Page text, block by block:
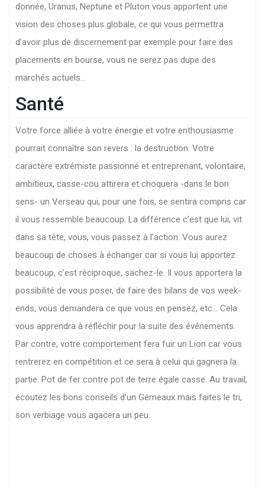
donnée, Uranus, Neptune et Pluton vous apportent une
vision des choses plus globale, ce qui vous permettra
d’avoir plus de discernement par exemple pour faire des
placements en bourse, vous ne serez pas dupe des
marchés actuels…
Santé
Votre force alliée à votre énergie et votre enthousiasme
pourrait connaître son revers : la destruction. Votre
caractère extrémiste passionné et entreprenant, volontaire,
ambitieux, casse-cou attirera et choquera -dans le bon
sens- un Verseau qui, pour une fois, se sentira compris car
il vous ressemble beaucoup. La différence c’est que lui, vit
dans sa tête, vous, vous passez à l’action. Vous aurez
beaucoup de choses à échanger car si vous lui apportez
beaucoup, c’est réciproque, sachez-le. Il vous apportera la
possibilité de vous poser, de faire des bilans de vos week-
ends, vous demandera ce que vous en pensez, etc… Cela
vous apprendra à réfléchir pour la suite des événements.
Par contre, votre comportement fera fuir un Lion car vous
rentrerez en compétition et ce sera à celui qui gagnera la
partie. Pot de fer contre pot de terre égale casse. Au travail,
écoutez les bons conseils d’un Gémeaux mais faites le tri,
son verbiage vous agacera un peu.